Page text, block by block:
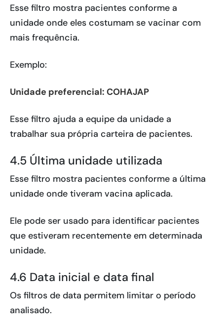
Esse filtro mostra pacientes conforme a
unidade onde eles costumam se vacinar com
mais frequência.
Exemplo:
Unidade preferencial: COHAJAP
Esse filtro ajuda a equipe da unidade a
trabalhar sua própria carteira de pacientes.
4.5 Última unidade utilizada
Esse filtro mostra pacientes conforme a última
unidade onde tiveram vacina aplicada.
Ele pode ser usado para identificar pacientes
que estiveram recentemente em determinada
unidade.
4.6 Data inicial e data final
Os filtros de data permitem limitar o período
analisado.